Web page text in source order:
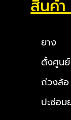
สินค้า
ยาง
ตั้งศูนย์
ถ่วงล้อ
ปะซ่อม